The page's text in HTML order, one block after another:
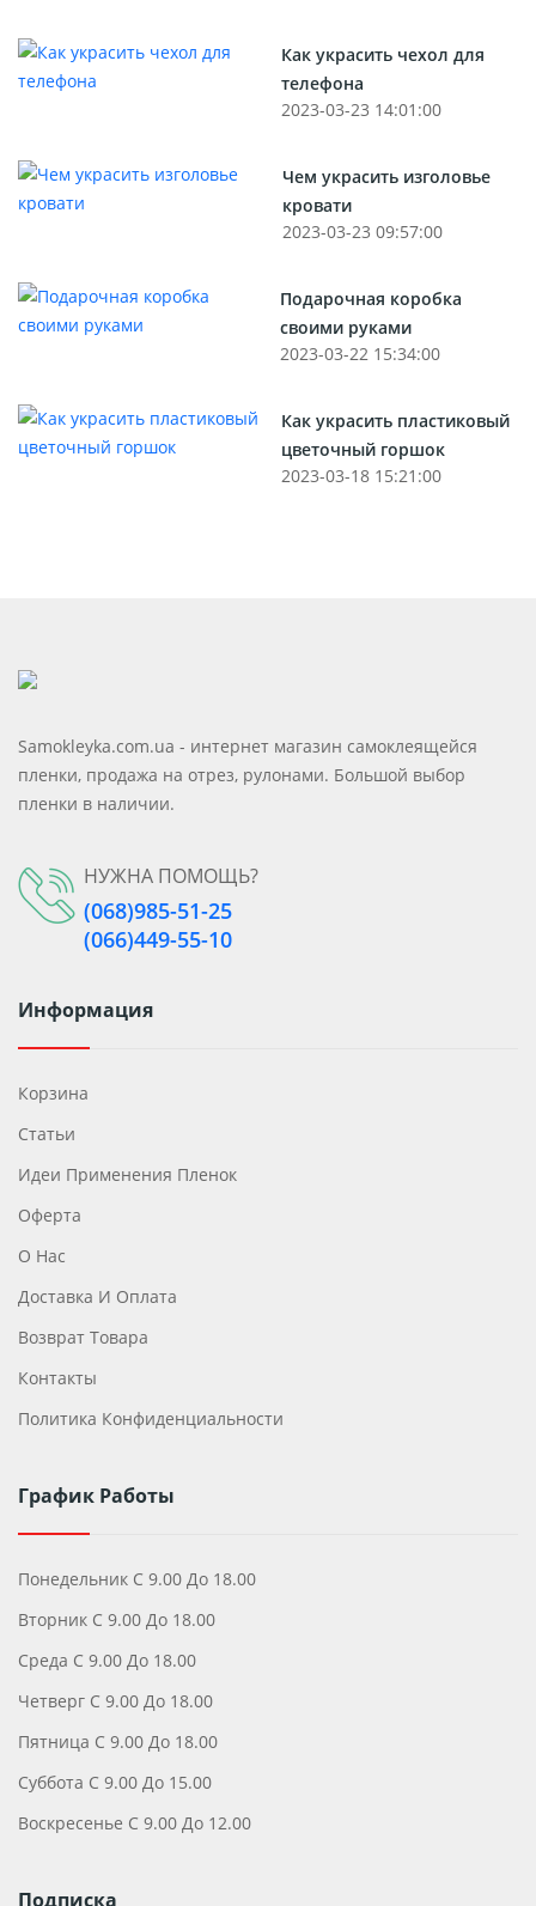
Как украсить чехол для
телефона
2023-03-23 14:01:00
Чем украсить изголовье
кровати
2023-03-23 09:57:00
Подарочная коробка
своими руками
2023-03-22 15:34:00
Как украсить пластиковый
цветочный горшок
2023-03-18 15:21:00
Samokleyka.com.ua - интернет магазин самоклеящейся
пленки, продажа на отрез, рулонами. Большой выбор
пленки в наличии.
НУЖНА ПОМОЩЬ?
(068)985-51-25
(066)449-55-10
Информация
Корзина
Статьи
Идеи Применения Пленок
Оферта
О Нас
Доставка И Оплата
Возврат Товара
Контакты
Политика Конфиденциальности
График Работы
Понедельник С 9.00 До 18.00
Вторник С 9.00 До 18.00
Среда С 9.00 До 18.00
Четверг С 9.00 До 18.00
Пятница С 9.00 До 18.00
Суббота С 9.00 До 15.00
Воскресенье С 9.00 До 12.00
Подписка